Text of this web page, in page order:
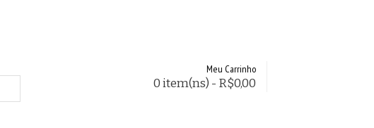
Meu Carrinho
0 item(ns) - R$0,00